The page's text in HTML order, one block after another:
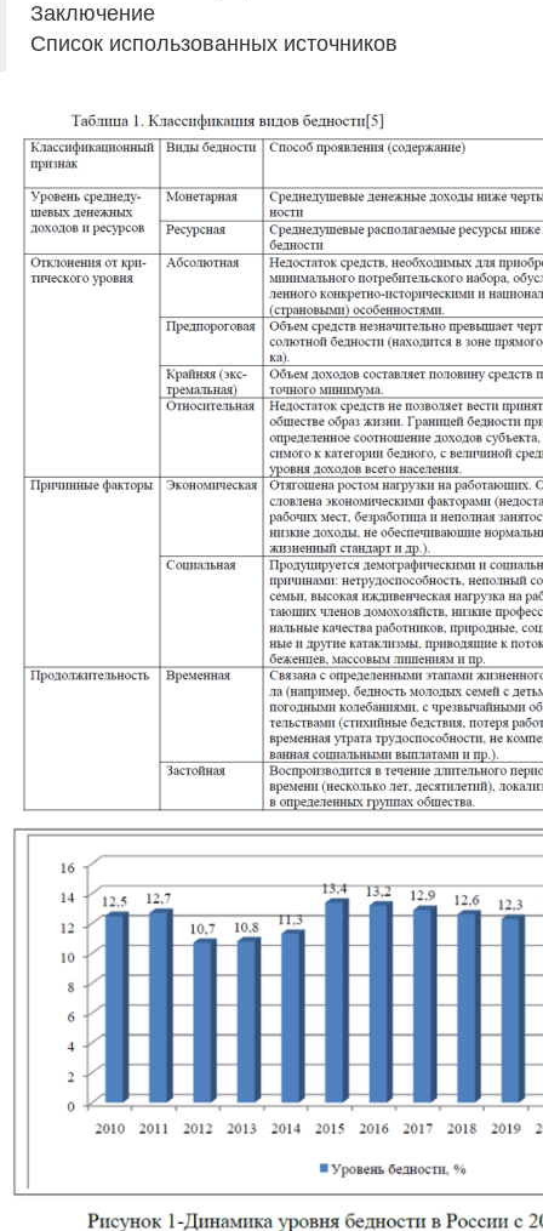
Заключение
Список использованных источников